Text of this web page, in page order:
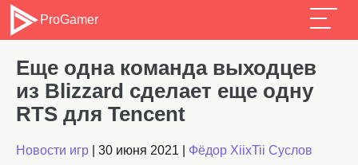
ProGamer
Еще одна команда выходцев
из Blizzard сделает еще одну
RTS для Tencent
Новости игр 30 июня 2021 Фёдор XiixTii Суслов